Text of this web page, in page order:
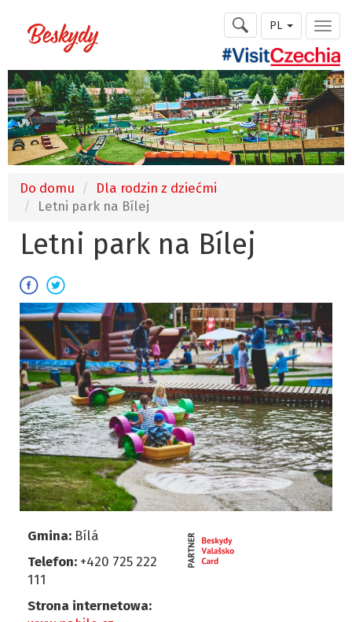
PL
Do domu
Dla rodzin z dziećmi
Letni park na Bílej
Letni park na Bílej
Gmina: Bílá
Telefon: +420 725 222
111
Strona internetowa: